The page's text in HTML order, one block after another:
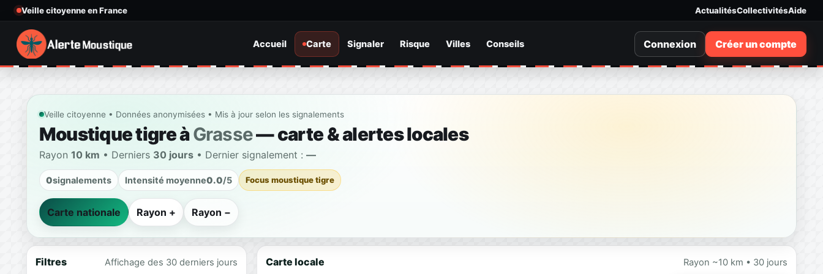
Veille citoyenne en France ActualitésCollectivitésAide
Accueil Carte Signaler Risque Villes Conseils Connexion Créer un compte
Veille citoyenne • Données anonymisées • Mis à jour selon les signalements
Moustique tigre àGrasse— carte & alertes locales
Rayon 10 km • Derniers 30 jours• Dernier signalement : —
0signalements Intensité moyenne0.0/5 Focus moustique tigre
Carte nationale Rayon + Rayon −
Filtres Affichage des 30 derniers jours Carte locale Rayon ~10 km • 30 jours